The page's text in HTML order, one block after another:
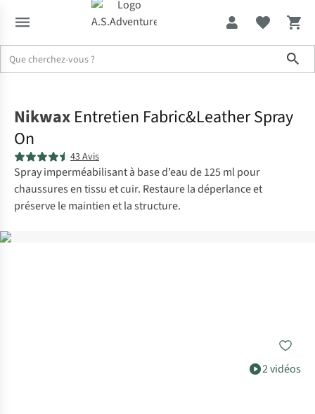
2 vidéos
Nikwax Entretien Fabric&Leather Spray
On
43 Avis
Spray imperméabilisant à base d’eau de 125 ml pour
chaussures en tissu et cuir. Restaure la déperlance et
préserve le maintien et la structure.